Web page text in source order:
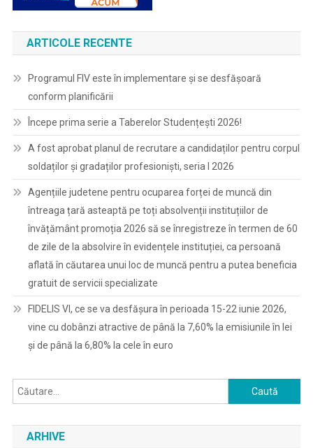
ARTICOLE RECENTE
Programul FIV este în implementare și se desfășoară
conform planificării
Începe prima serie a Taberelor Studențești 2026!
A fost aprobat planul de recrutare a candidaților pentru corpul
soldaților și gradaților profesioniști, seria I 2026
Agențiile judetene pentru ocuparea forței de muncă din
întreaga țară asteaptă pe toți absolvenții instituțiilor de
învățământ promoția 2026 să se înregistreze în termen de 60
de zile de la absolvire în evidențele instituției, ca persoană
aflată în căutarea unui loc de muncă pentru a putea beneficia
gratuit de servicii specializate
FIDELIS VI, ce se va desfășura în perioada 15-22 iunie 2026,
vine cu dobânzi atractive de până la 7,60% la emisiunile în lei
și de până la 6,80% la cele în euro
Caută
după:
ARHIVE